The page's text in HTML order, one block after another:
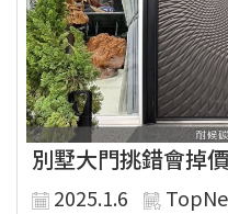
別墅大門挑錯會掉
2025.1.6